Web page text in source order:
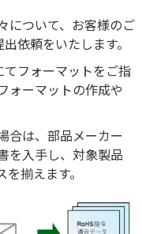
について、お客様のご
依頼をいたします。
フォーマットをご指
ォーマットの作成や
合は、部品メーカー
を入手し、対象製品
揃えます。